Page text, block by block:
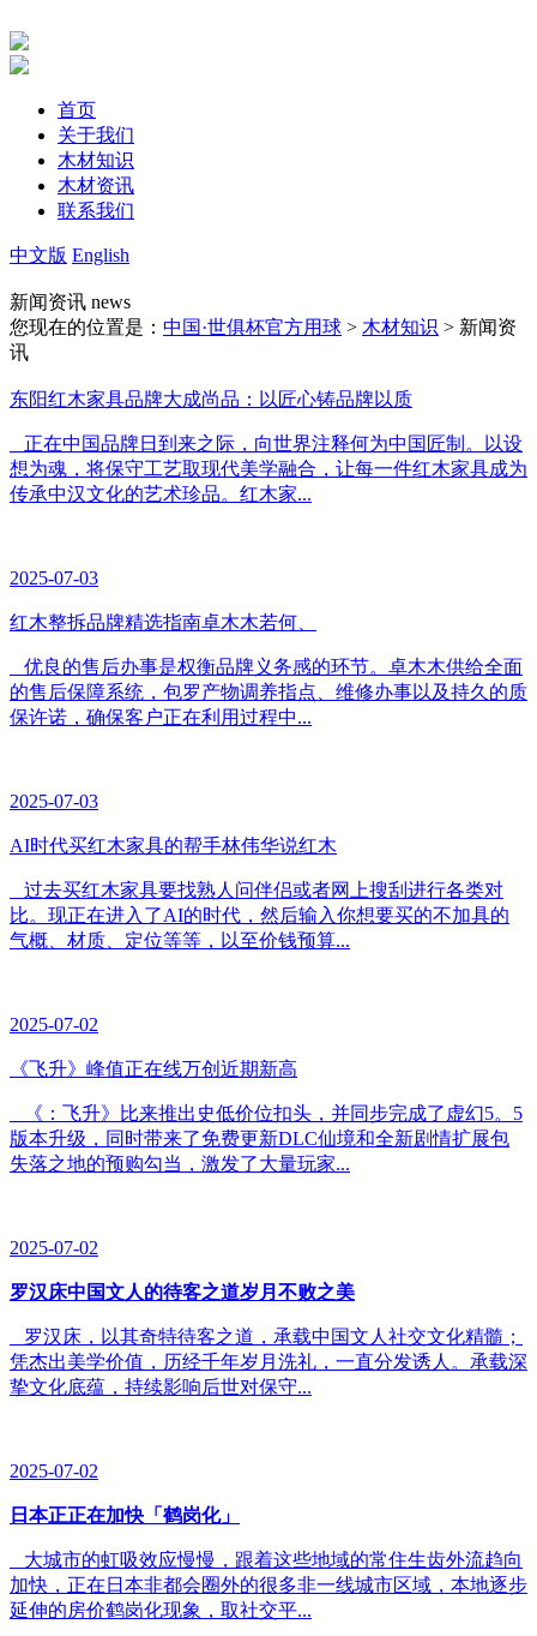
首页
关于我们
木材知识
木材资讯
联系我们
中文版 English
新闻资讯 news
您现在的位置是： 中国·世俱杯官方用球 > 木材知识 > 新闻资
讯
东阳红木家具品牌大成尚品：以匠心铸品牌以质
正在中国品牌日到来之际，向世界注释何为中国匠制。以设
想为魂，将保守工艺取现代美学融合，让每一件红木家具成为
传承中汉文化的艺术珍品。红木家...
2025-07-03
红木整拆品牌精选指南卓木木若何、
优良的售后办事是权衡品牌义务感的环节。卓木木供给全面
的售后保障系统，包罗产物调养指点、维修办事以及持久的质
保许诺，确保客户正在利用过程中...
2025-07-03
AI时代买红木家具的帮手林伟华说红木
过去买红木家具要找熟人问伴侣或者网上搜刮进行各类对
比。现正在进入了AI的时代，然后输入你想要买的不加具的
气概、材质、定位等等，以至价钱预算...
2025-07-02
《飞升》峰值正在线万创近期新高
《：飞升》比来推出史低价位扣头，并同步完成了虚幻5。5
版本升级，同时带来了免费更新DLC仙境和全新剧情扩展包
失落之地的预购勾当，激发了大量玩家...
2025-07-02
罗汉床中国文人的待客之道岁月不败之美
罗汉床，以其奇特待客之道，承载中国文人社交文化精髓；
凭杰出美学价值，历经千年岁月洗礼，一直分发诱人。承载深
挚文化底蕴，持续影响后世对保守...
2025-07-02
日本正正在加快「鹤岗化」
大城市的虹吸效应慢慢，跟着这些地域的常住生齿外流趋向
加快，正在日本非都会圈外的很多非一线城市区域，本地逐步
延伸的房价鹤岗化现象，取社交平...